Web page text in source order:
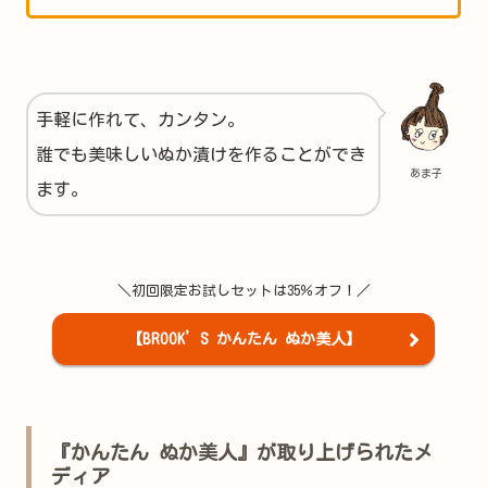
あま子
手軽に作れて、カンタン。
誰でも美味しいぬか漬けを作ることができ
ます。
＼初回限定お試しセットは35％オフ！／
【BROOK’S かんたん ぬか美人】
『かんたん ぬか美人』が取り上げられたメ
ディア